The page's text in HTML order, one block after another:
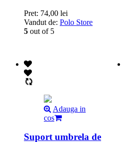
Pret: 74,00 lei
Vandut de: Polo Store
5 out of 5
Adauga in
cos
Suport umbrela de